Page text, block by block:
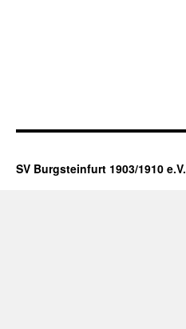
SV Burgsteinfurt 1903/1910 e.V.